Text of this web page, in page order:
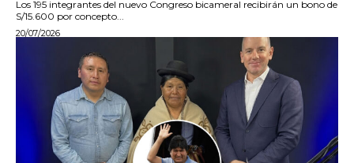
Los 195 integrantes del nuevo Congreso bicameral recibirán un bono de
S/15.600 por concepto...
20/07/2026